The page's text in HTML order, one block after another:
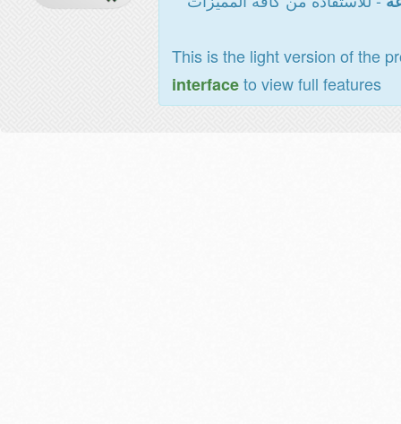
This is the light version of the
interfaceto view full features